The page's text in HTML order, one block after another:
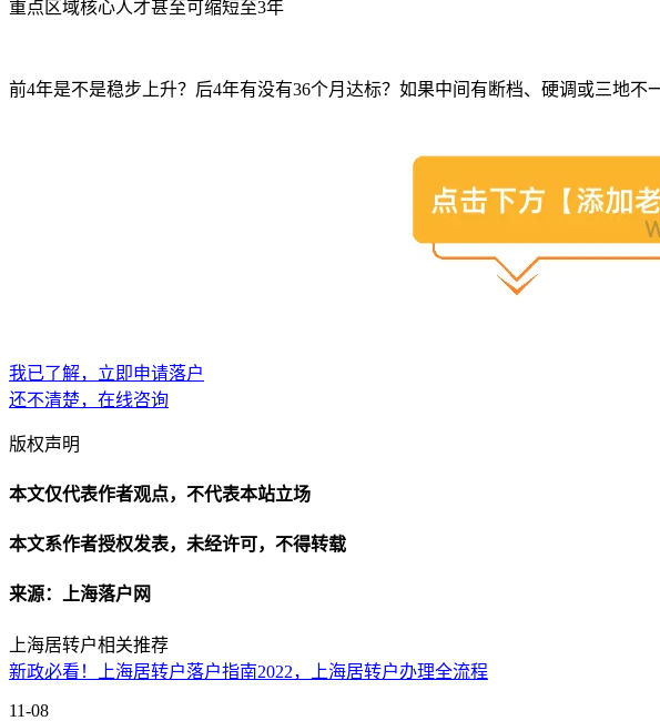
重点区域核心人才甚至可缩短至3年
前4年是不是稳步上升？后4年有没有36个月达标？如果中间有断档、硬调或三地不
我已了解，立即申请落户
还不清楚，在线咨询
版权声明
本文仅代表作者观点，不代表本站立场
本文系作者授权发表，未经许可，不得转载
来源：上海落户网
上海居转户相关推荐
新政必看！上海居转户落户指南2022，上海居转户办理全流程
11-08